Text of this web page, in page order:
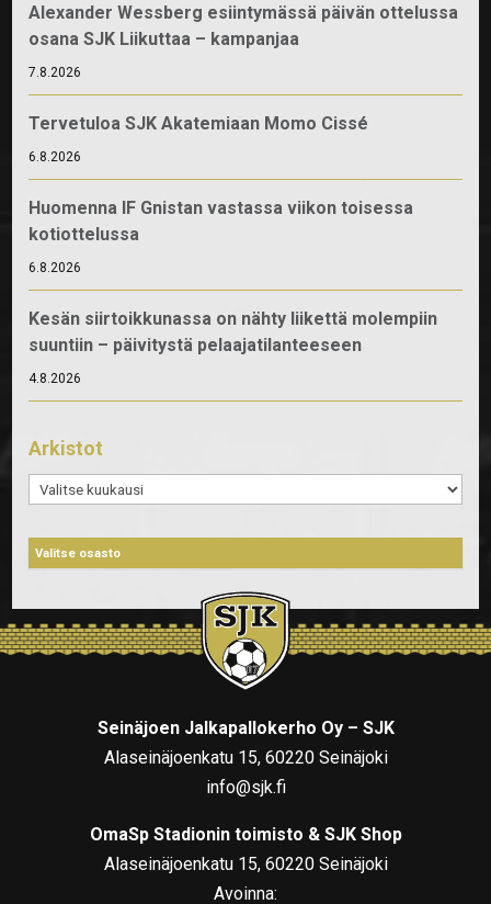
Alexander Wessberg esiintymässä päivän ottelussa
osana SJK Liikuttaa – kampanjaa
7.8.2026
Tervetuloa SJK Akatemiaan Momo Cissé
6.8.2026
Huomenna IF Gnistan vastassa viikon toisessa
kotiottelussa
6.8.2026
Kesän siirtoikkunassa on nähty liikettä molempiin
suuntiin – päivitystä pelaajatilanteeseen
4.8.2026
Arkistot
Arkistot
Seinäjoen Jalkapallokerho Oy – SJK
Alaseinäjoenkatu 15, 60220 Seinäjoki
info@sjk.fi
OmaSp Stadionin toimisto & SJK Shop
Alaseinäjoenkatu 15, 60220 Seinäjoki
Avoinna: